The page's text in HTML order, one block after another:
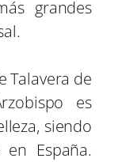
grandes
Talavera de
es
siendo
España.